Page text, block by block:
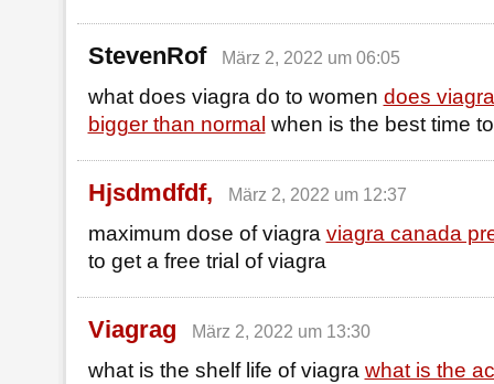
StevenRof März 2, 2022 um 06:05
what does viagra do to women does
bigger than normal when is the best time
Hjsdmdfdf, März 2, 2022 um 12:37
maximum dose of viagra viagra canada
to get a free trial of viagra
Viagrag März 2, 2022 um 13:30
what is the shelf life of viagra what is the